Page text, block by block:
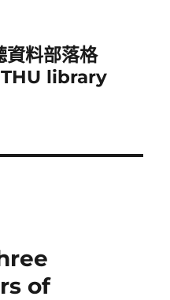
資料部落格
library
of